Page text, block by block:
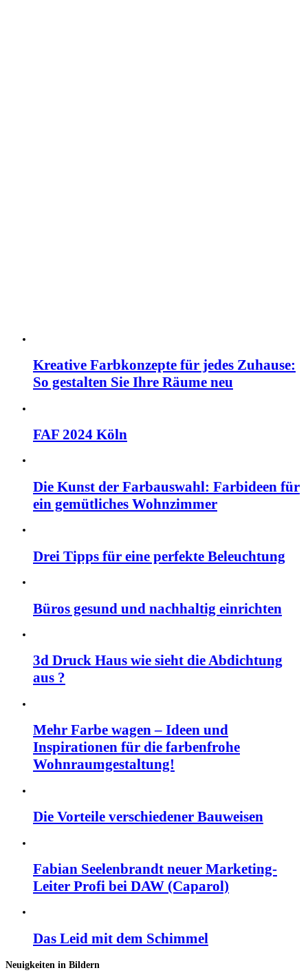
Kreative Farbkonzepte für jedes Zuhause:
So gestalten Sie Ihre Räume neu
FAF 2024 Köln
Die Kunst der Farbauswahl: Farbideen für
ein gemütliches Wohnzimmer
Drei Tipps für eine perfekte Beleuchtung
Büros gesund und nachhaltig einrichten
3d Druck Haus wie sieht die Abdichtung
aus ?
Mehr Farbe wagen – Ideen und
Inspirationen für die farbenfrohe
Wohnraumgestaltung!
Die Vorteile verschiedener Bauweisen
Fabian Seelenbrandt neuer Marketing-
Leiter Profi bei DAW (Caparol)
Das Leid mit dem Schimmel
Neuigkeiten in Bildern